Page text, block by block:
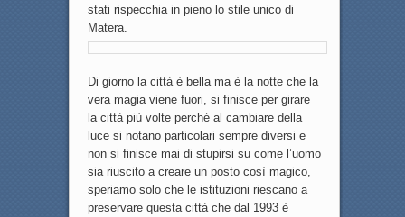
stati rispecchia in pieno lo stile unico di
Matera.
Di giorno la città è bella ma è la notte che la
vera magia viene fuori, si finisce per girare
la città più volte perché al cambiare della
luce si notano particolari sempre diversi e
non si finisce mai di stupirsi su come l’uomo
sia riuscito a creare un posto così magico,
speriamo solo che le istituzioni riescano a
preservare questa città che dal 1993 è